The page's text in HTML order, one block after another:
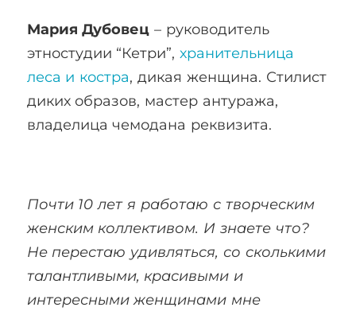
Мария Дубовец – руководитель
этностудии “Кетри”,хранительница
леса и костра, дикая женщина. Стилист
диких образов, мастер антуража,
владелица чемодана реквизита.
Почти 10 лет я работаю с творческим
женским коллективом. И знаете что?
Не перестаю удивляться, со сколькими
талантливыми, красивыми и
интересными женщинами мне